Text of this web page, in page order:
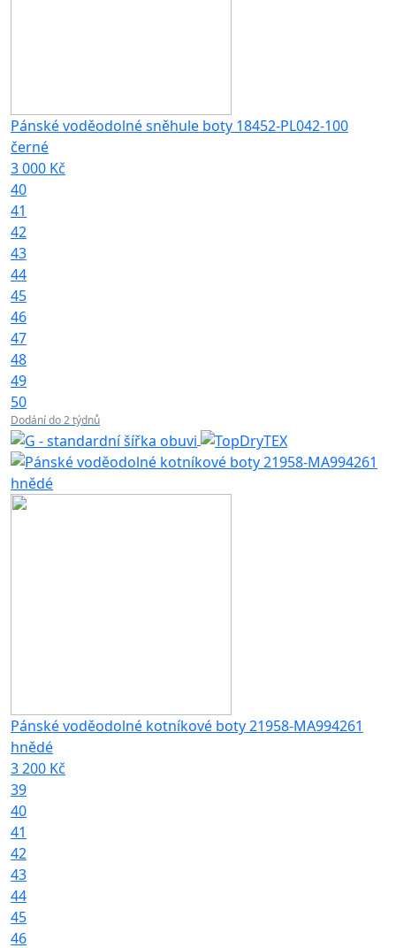
Pánské voděodolné sněhule boty 18452-PL042-100
černé
3 000 Kč
40
41
42
43
44
45
46
47
48
49
50
Dodání do 2 týdnů
Pánské voděodolné kotníkové boty 21958-MA994261
hnědé
3 200 Kč
39
40
41
42
43
44
45
46